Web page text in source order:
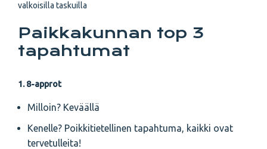
valkoisilla taskuilla
Paikkakunnan top 3
tapahtumat
1. 8-approt
Milloin? Keväällä
Kenelle? Poikkitietellinen tapahtuma, kaikki ovat
tervetulleita!